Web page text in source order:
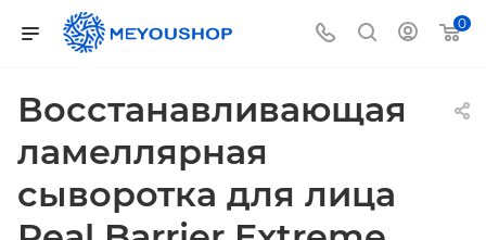
0
Восстанавливающая
ламеллярная
сыворотка для лица